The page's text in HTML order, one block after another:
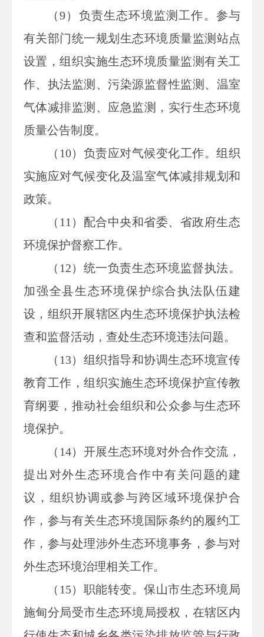
（9）负责生态环境监测工作。参与
有关部门统一规划生态环境质量监测站点
设置，组织实施生态环境质量监测有关工
作、执法监测、污染源监督性监测、温室
气体减排监测、应急监测，实行生态环境
质量公告制度。
（10）负责应对气候变化工作。组织
实施应对气候变化及温室气体减排规划和
政策。
（11）配合中央和省委、省政府生态
环境保护督察工作。
（12）统一负责生态环境监督执法。
加强全县生态环境保护综合执法队伍建
设，组织开展辖区内生态环境保护执法检
查和监督活动，查处生态环境违法问题。
（13）组织指导和协调生态环境宣传
教育工作，组织实施生态环境保护宣传教
育纲要，推动社会组织和公众参与生态环
境保护。
（14）开展生态环境对外合作交流，
提出对外生态环境合作中有关问题的建
议，组织协调或参与跨区域环境保护合
作，参与有关生态环境国际条约的履约工
作，参与处理涉外生态环境事务，参与对
外生态环境治理相关工作。
（15）职能转变。保山市生态环境局
施甸分局受市生态环境局授权，在辖区内